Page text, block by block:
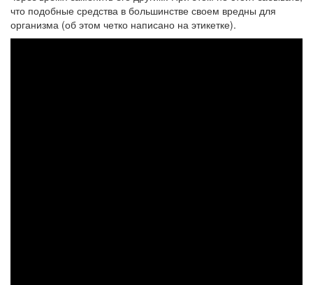
что подобные средства в большинстве своем вредны для
организма (об этом четко написано на этикетке).